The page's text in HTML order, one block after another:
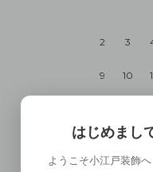
2 3
9 10
23 24
はじめまし
ようこそ小江戸装飾